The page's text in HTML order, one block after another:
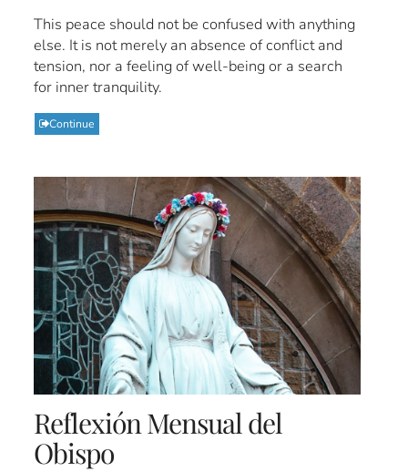
This peace should not be confused with anything
else. It is not merely an absence of conflict and
tension, nor a feeling of well-being or a search
for inner tranquility.
Continue
Reflexión Mensual del
Obispo